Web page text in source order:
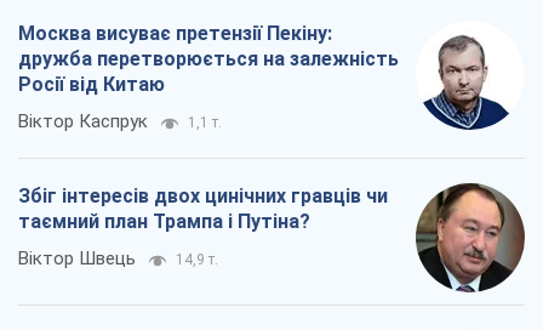
Москва висуває претензії Пекіну:
дружба перетворюється на залежність
Росії від Китаю
Віктор Каспрук 1,1 т.
Збіг інтересів двох цинічних гравців чи
таємний план Трампа і Путіна?
Віктор Швець 14,9 т.